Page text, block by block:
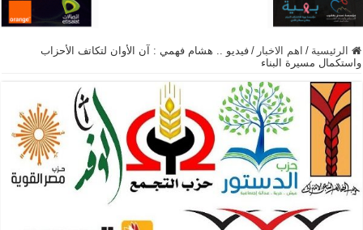
الرئيسية / اهم الاخبار / فيديو .. هشام فهمي : آن الأوان لتكاتف الأحزاب
واستكمال مسيرة البناء